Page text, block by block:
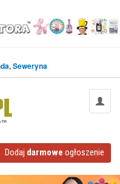
Seweryna
Dodaj darmowe ogłoszenie